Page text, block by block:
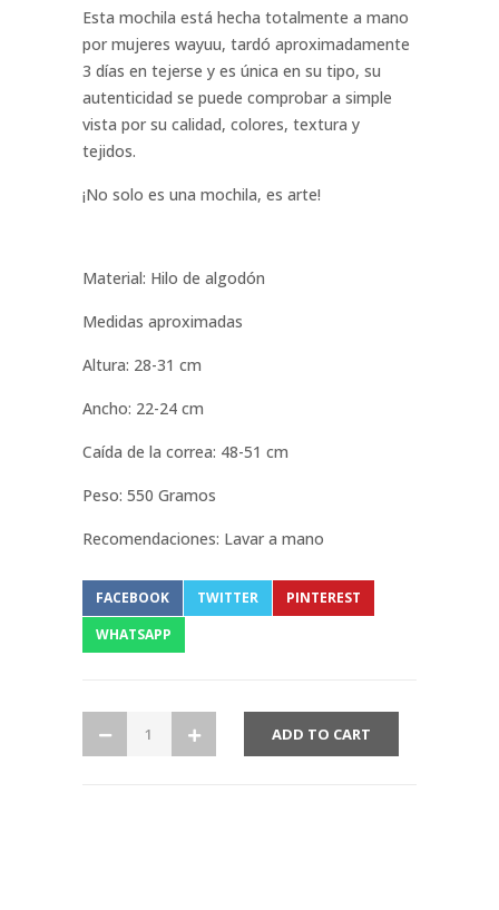
Esta mochila está hecha totalmente a mano
por mujeres wayuu, tardó aproximadamente
3 días en tejerse y es única en su tipo, su
autenticidad se puede comprobar a simple
vista por su calidad, colores, textura y
tejidos.
¡No solo es una mochila, es arte!
Material: Hilo de algodón
Medidas aproximadas
Altura: 28-31 cm
Ancho: 22-24 cm
Caída de la correa: 48-51 cm
Peso: 550 Gramos
Recomendaciones: Lavar a mano
FACEBOOK TWITTER
PINTEREST
WHATSAPP